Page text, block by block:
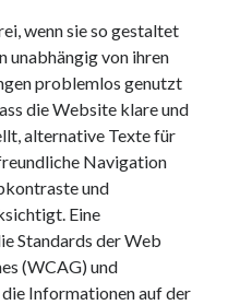
wenn sie so gestaltet
unabhängig von ihren
problemlos genutzt
die Website klare und
alternative Texte für
Navigation
und
Eine
Standards der Web
(WCAG) und
Informationen auf der